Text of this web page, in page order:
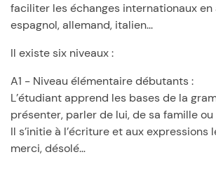
faciliter les échanges internationaux en
espagnol, allemand, italien...
Il existe six niveaux :
A1 - Niveau élémentaire débutants :
L’étudiant apprend les bases de la
présenter, parler de lui, de sa famille
Il s’initie à l’écriture et aux expressions
merci, désolé…